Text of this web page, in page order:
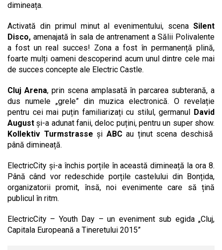
dimineața.
Activată din primul minut al evenimentului, scena Silent
Disco, amenajată în sala de antrenament a Sălii Polivalente
a fost un real succes! Zona a fost în permanență plină,
foarte mulți oameni descoperind acum unul dintre cele mai
de succes concepte ale Electric Castle.
Cluj Arena, prin scena amplasată în parcarea subterană, a
dus numele „grele” din muzica electronică. O revelație
pentru cei mai puțin familiarizați cu stilul, germanul David
August și-a adunat fanii, deloc puțini, pentru un super show.
Kollektiv Turmstrasse și ABCau ținut scena deschisă
până dimineață.
ElectricCity și-a închis porțile în această dimineață la ora 8.
Până când vor redeschide porțile castelului din Bonțida,
organizatorii promit, însă, noi evenimente care să țină
publicul în ritm.
ElectricCity – Youth Day – un eveniment sub egida „Cluj,
Capitala Europeană a Tineretului 2015”